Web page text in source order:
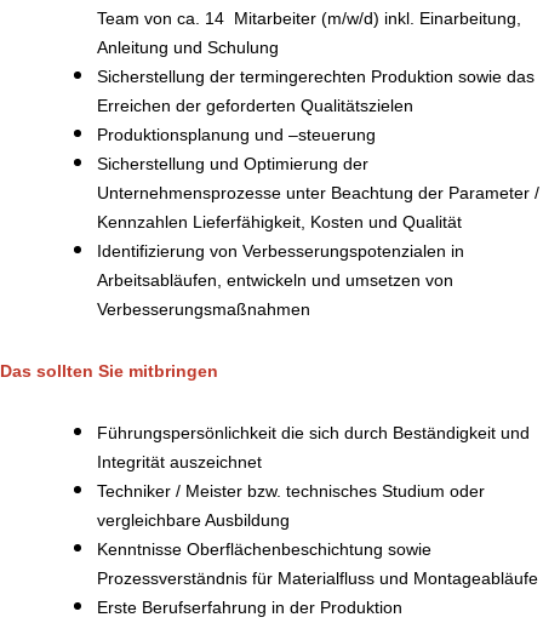
Team von ca. 14 Mitarbeiter (m/w/d) inkl. Einarbeitung,
Anleitung und Schulung
Sicherstellung der termingerechten Produktion sowie das
Erreichen der geforderten Qualitätszielen
Produktionsplanung und –steuerung
Sicherstellung und Optimierung der
Unternehmensprozesse unter Beachtung der Parameter /
Kennzahlen Lieferfähigkeit, Kosten und Qualität
Identifizierung von Verbesserungspotenzialen in
Arbeitsabläufen, entwickeln und umsetzen von
Verbesserungsmaßnahmen
Das sollten Sie mitbringen
Führungspersönlichkeit die sich durch Beständigkeit und
Integrität auszeichnet
Techniker / Meister bzw. technisches Studium oder
vergleichbare Ausbildung
Kenntnisse Oberflächenbeschichtung sowie
Prozessverständnis für Materialfluss und Montageabläufe
Erste Berufserfahrung in der Produktion